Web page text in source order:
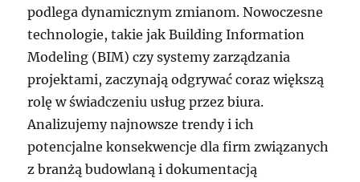
podlega dynamicznym zmianom. Nowoczesne
technologie, takie jak Building Information
Modeling (BIM) czy systemy zarządzania
projektami, zaczynają odgrywać coraz większą
rolę w świadczeniu usług przez biura.
Analizujemy najnowsze trendy i ich
potencjalne konsekwencje dla firm związanych
z branżą budowlaną i dokumentacją